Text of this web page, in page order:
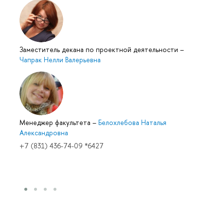
Заместитель декана по проектной деятельности –
Чапрак Нелли Валерьевна
Менеджер факультета – Белохлебова Наталья
Александровна
+7 (831) 436-74-09 *6427